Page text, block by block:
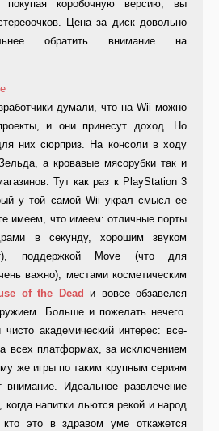
коробочную версию, вы
Цена за диск довольно
обратить внимание на
думали, что на Wii можно
и они принесут доход. Но
них сюрприз. На консоли в ходу
а кровавые мясорубки так и
Тут как раз к PlayStation 3
у той самой Wii украл смысл ее
имеем, что имеем: отличные порты
в секунду, хорошим звуком
поддержкой Move (что для
важно), местами косметическим
of the Dead
и вовсе обзавелся
Больше и пожелать нечего.
чисто академический интерес: все-
всех платформах, за исключением
же игры по таким крупным сериям
Идеальное развлечение
напитки льются рекой и народ
это в здравом уме откажется